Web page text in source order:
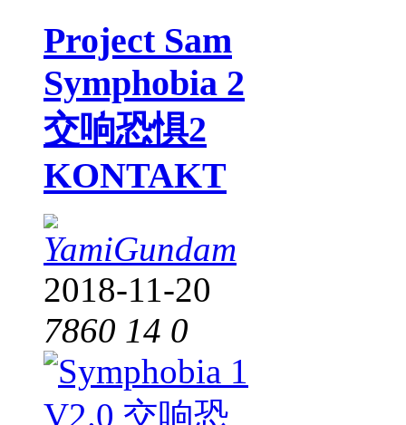
Project Sam
Symphobia 2
交响恐惧2
KONTAKT
YamiGundam
2018-11-20
7860 14 0